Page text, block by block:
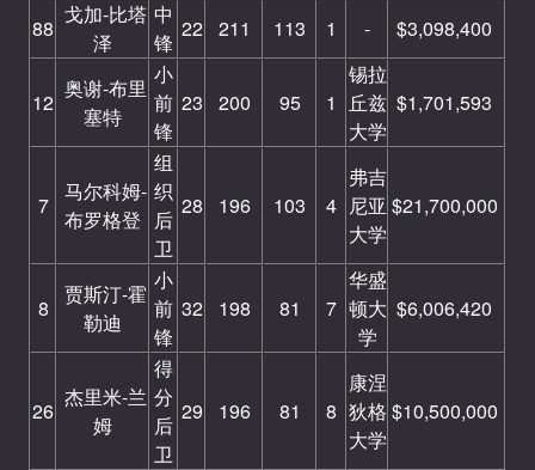
88
戈加-比塔
泽
中
锋
22 211 113 1 - $3,098,400
12
奥谢-布里
塞特
小
前
锋
23 200 95 1
锡拉
丘兹
大学
$1,701,593
7
马尔科姆-
布罗格登
组
织
后
卫
28 196 103 4
弗吉
尼亚
大学
$21,700,000
8
贾斯汀-霍
勒迪
小
前
锋
32 198 81 7
华盛
顿大
学
$6,006,420
26
杰里米-兰
姆
得
分
后
卫
29 196 81 8
康涅
狄格
大学
$10,500,000